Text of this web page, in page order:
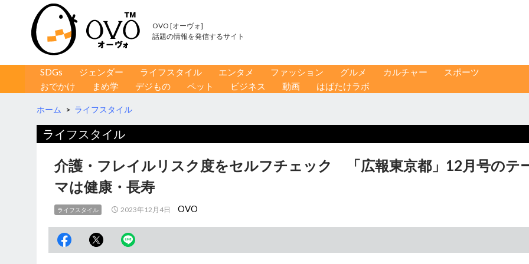
OVO [オーヴォ]
話題の情報を発信するサイト
コンテンツへ移動
SDGs ジェンダー ライフスタイル エンタメ ファッション グルメ カルチャー
スポーツ
おでかけ
まめ学 デジもの ペット ビジネス 動画 はばたけラボ
ホーム > ライフスタイル
ライフスタイル
介護・フレイルリスク度をセルフチェック 「広報東京都」12月号のテ
マは健康・長寿
ライフスタイル 2023年12月4日 OVO